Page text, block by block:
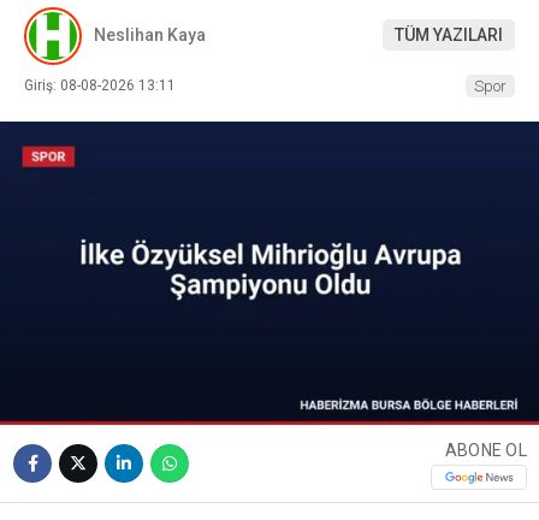
Neslihan Kaya TÜM YAZILARI
Giriş: 08-08-2026 13:11 Spor
ABONE OL